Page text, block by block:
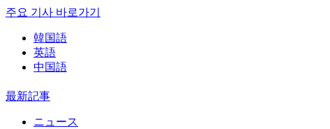
주요 기사 바로가기
韓国語
英語
中国語
最新記事
ニュース